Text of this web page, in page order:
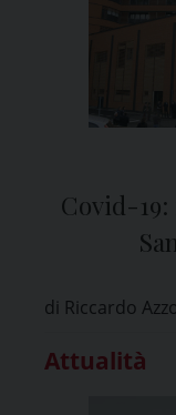
Covid-
di Riccardo
Attualità